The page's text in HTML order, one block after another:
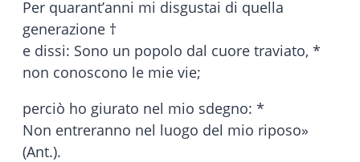
Per quarant’anni mi disgustai di quella
generazione †
e dissi: Sono un popolo dal cuore traviato, *
non conoscono le mie vie;
perciò ho giurato nel mio sdegno: *
Non entreranno nel luogo del mio riposo»
(Ant.).